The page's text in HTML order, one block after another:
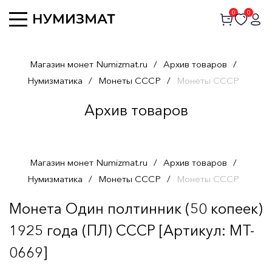
0 0
Магазин монет Numizmat.ru / Архив товаров /
Нумизматика / Монеты СССР / Монеты СССР
Архив товаров
Магазин монет Numizmat.ru / Архив товаров /
Нумизматика / Монеты СССР / Монеты СССР
Монета Один полтинник (50 копеек)
1925 года (ПЛ) СССР [Артикул: MT-
0669]